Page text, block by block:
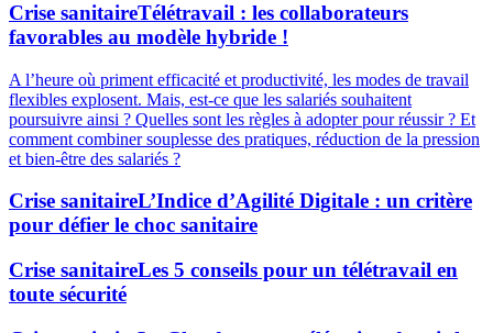
Crise sanitaireTélétravail : les collaborateurs
favorables au modèle hybride !
A l’heure où priment efficacité et productivité, les modes de travail
flexibles explosent. Mais, est-ce que les salariés souhaitent
poursuivre ainsi ? Quelles sont les règles à adopter pour réussir ? Et
comment combiner souplesse des pratiques, réduction de la pression
et bien-être des salariés ?
Crise sanitaireL’Indice d’Agilité Digitale : un critère
pour défier le choc sanitaire
Crise sanitaireLes 5 conseils pour un télétravail en
toute sécurité